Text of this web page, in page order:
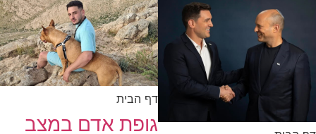
דף הבית
גופת אדם במצב